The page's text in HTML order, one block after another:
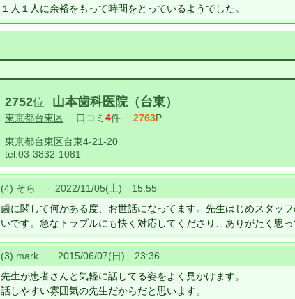
１人１人に余裕をもって時間をとっているようでした。
2752位 山本歯科医院（台東）
東京都台東区 口コミ 4件 2763P
東京都台東区台東4-21-20
tel:03-3832-1081
(4) そら 2022/11/05(土) 15:55
歯に関して何かある度、お世話になってます。先生はじめスタッ
いです。急なトラブルにも快く対応してくださり、ありがたく思
(3) mark 2015/06/07(日) 23:36
先生が患者さんと気軽に話してる姿をよく見かけます。
話しやすい雰囲気の先生だからだと思います。